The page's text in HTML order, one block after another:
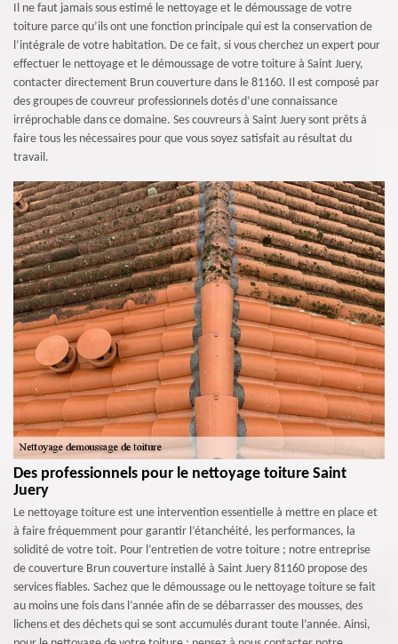
Il ne faut jamais sous estimé le nettoyage et le démoussage de votre
toiture parce qu’ils ont une fonction principale qui est la conservation de
l’intégrale de votre habitation. De ce fait, si vous cherchez un expert pour
effectuer le nettoyage et le démoussage de votre toiture à Saint Juery,
contacter directement Brun couverture dans le 81160. Il est composé par
des groupes de couvreur professionnels dotés d’une connaissance
irréprochable dans ce domaine. Ses couvreurs à Saint Juery sont prêts à
faire tous les nécessaires pour que vous soyez satisfait au résultat du
travail.
Des professionnels pour le nettoyage toiture Saint
Juery
Le nettoyage toiture est une intervention essentielle à mettre en place et
à faire fréquemment pour garantir l’étanchéité, les performances, la
solidité de votre toit. Pour l’entretien de votre toiture ; notre entreprise
de couverture Brun couverture installé à Saint Juery 81160 propose des
services fiables. Sachez que le démoussage ou le nettoyage toiture se fait
au moins une fois dans l’année afin de se débarrasser des mousses, des
lichens et des déchets qui se sont accumulés durant toute l’année. Ainsi,